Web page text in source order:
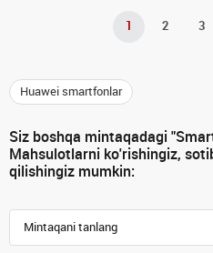
1 2 3
Huawei smartfonlar
Siz boshqa mintaqadagi
Mahsulotlarni ko'rishingiz,
qilishingiz mumkin:
Mintaqani tanlang